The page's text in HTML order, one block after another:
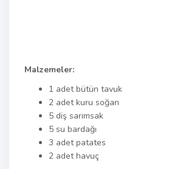
Malzemeler:
1 adet bütün tavuk
2 adet kuru soğan
5 diş sarımsak
5 su bardağı
3 adet patates
2 adet havuç